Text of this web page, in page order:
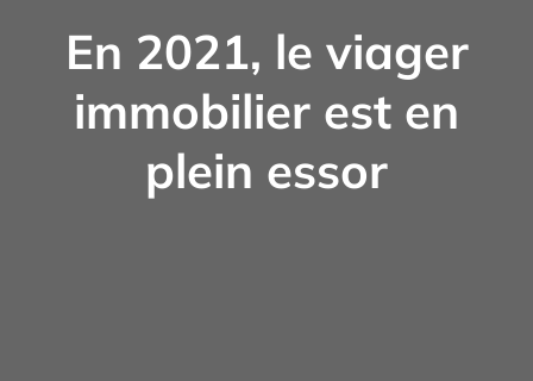
En 2021, le viager
immobilier est en
plein essor